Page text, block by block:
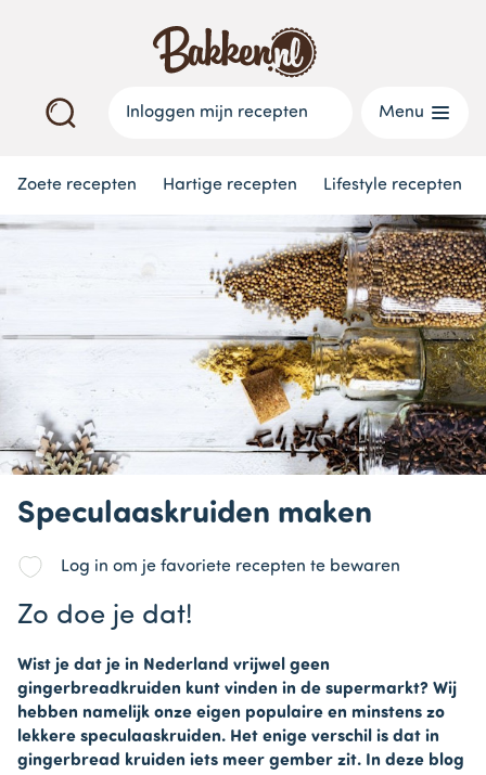
Inloggen mijn recepten Menu
Zoete recepten Hartige recepten Lifestyle recepten
Speculaaskruiden maken
Log in om je favoriete recepten te bewaren
Zo doe je dat!
Wist je dat je in Nederland vrijwel geen
gingerbreadkruiden kunt vinden in de supermarkt? Wij
hebben namelijk onze eigen populaire en minstens zo
lekkere speculaaskruiden. Het enige verschil is dat in
gingerbread kruiden iets meer gember zit. In deze blog